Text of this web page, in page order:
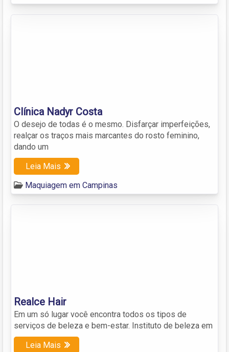
Clínica Nadyr Costa
O desejo de todas é o mesmo. Disfarçar imperfeições,
realçar os traços mais marcantes do rosto feminino,
dando um
Leia Mais
Maquiagem em Campinas
Realce Hair
Em um só lugar você encontra todos os tipos de
serviços de beleza e bem-estar. Instituto de beleza em
Leia Mais